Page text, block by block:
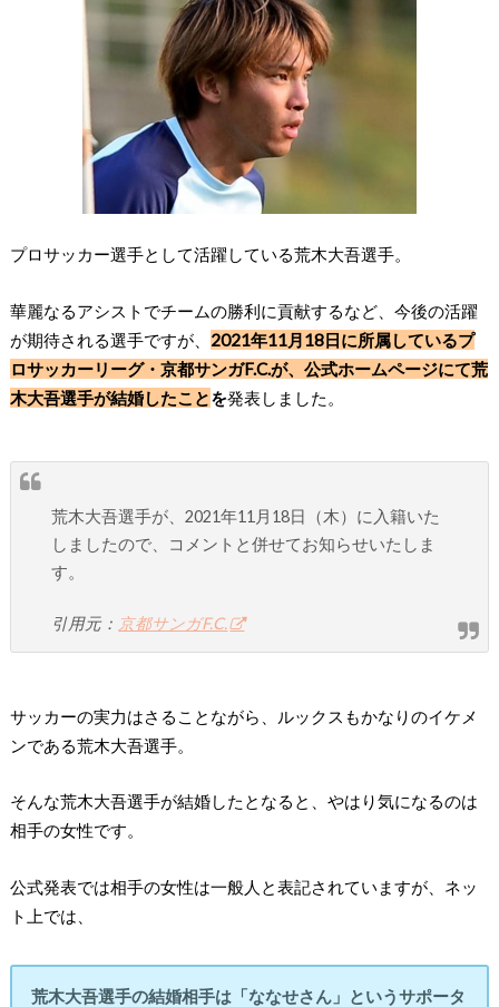
プロサッカー選手として活躍している荒木大吾選手。
華麗なるアシストでチームの勝利に貢献するなど、今後の活躍
が期待される選手ですが、 2021年11月18日に所属しているプ
ロサッカーリーグ・京都サンガF.C.が、公式ホームページにて荒
木大吾選手が結婚したことを発表しました。
荒木大吾選手が、2021年11月18日（木）に入籍いた
しましたので、コメントと併せてお知らせいたしま
す。
引用元： 京都サンガF.C.
サッカーの実力はさることながら、ルックスもかなりのイケメ
ンである荒木大吾選手。
そんな荒木大吾選手が結婚したとなると、やはり気になるのは
相手の女性です。
公式発表では相手の女性は一般人と表記されていますが、ネッ
ト上では、
荒木大吾選手の結婚相手は 「ななせさん」 というサポータ